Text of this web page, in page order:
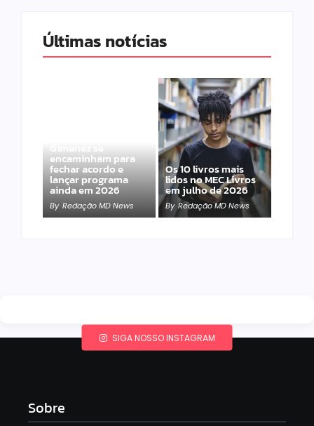
Últimas notícias
Gimenez se
encaminham para
fechar acordo e
lançar programa
ainda em 2026
By Redação MD News
Os 10 livros mais
lidos no MEC Livros
em julho de 2026
By Redação MD News
SIGA NOSSO INSTAGRAM
Sobre